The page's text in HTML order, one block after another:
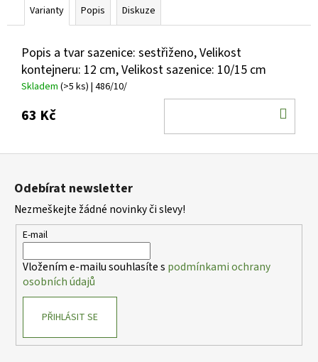
Varianty Popis Diskuze
Popis a tvar sazenice: sestřiženo, Velikost
kontejneru: 12 cm, Velikost sazenice: 10/15 cm
Skladem (>5 ks) | 486/10/
63 Kč
Z
Odebírat newsletter
Nezmeškejte žádné novinky či slevy!
E-mail
Vložením e-mailu souhlasíte s podmínkami ochrany
osobních údajů
PŘIHLÁSIT SE